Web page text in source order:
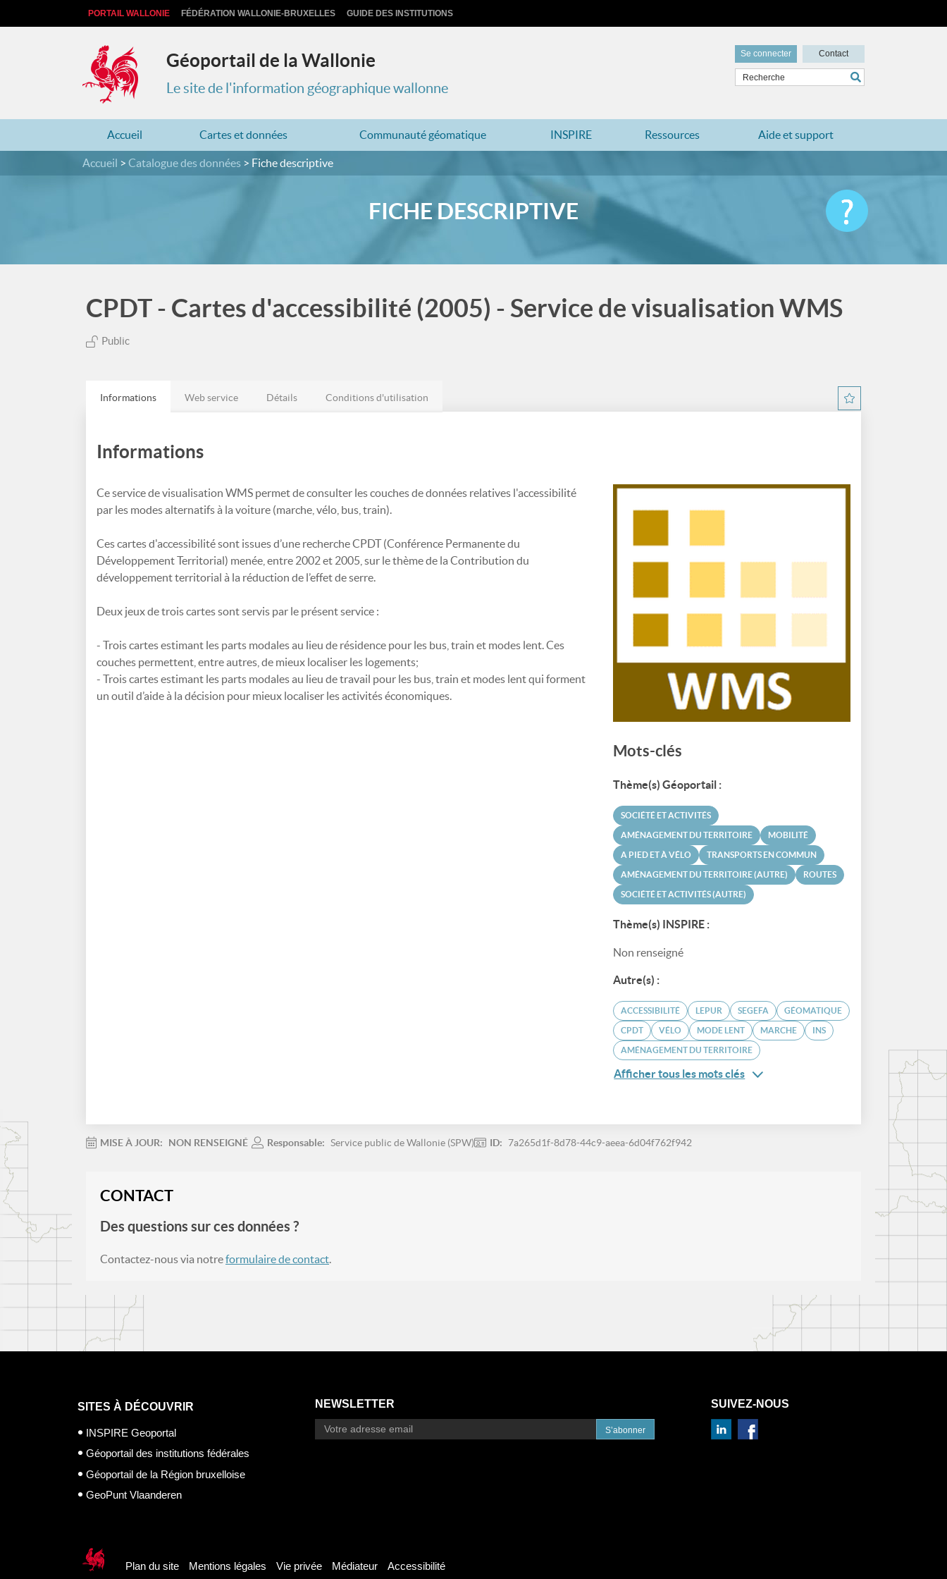
PORTAIL WALLONIE FÉDÉRATION WALLONIE-BRUXELLES GUIDE DES INSTITUTIONS
Géoportail de la Wallonie
Le site de l'information géographique wallonne
Se connecter Contact
Accueil Cartes et données Communauté géomatique INSPIRE Ressources Aide et support
Accueil Catalogue des données Fiche descriptive
FICHE DESCRIPTIVE
CPDT - Cartes d'accessibilité (2005) - Service de visualisation WMS
Public
Informations Web service Détails Conditions d'utilisation
Informations
Ce service de visualisation WMS permet de consulter les couches de données relatives l'accessibilité
par les modes alternatifs à la voiture (marche, vélo, bus, train).
Ces cartes d'accessibilité sont issues d’une recherche CPDT (Conférence Permanente du
Développement Territorial) menée, entre 2002 et 2005, sur le thème de la Contribution du
développement territorial à la réduction de l’effet de serre.
Deux jeux de trois cartes sont servis par le présent service :
- Trois cartes estimant les parts modales au lieu de résidence pour les bus, train et modes lent. Ces
couches permettent, entre autres, de mieux localiser les logements;
- Trois cartes estimant les parts modales au lieu de travail pour les bus, train et modes lent qui forment
un outil d’aide à la décision pour mieux localiser les activités économiques.
Mots-clés
Thème(s) Géoportail :
SOCIÉTÉ ET ACTIVITÉS
AMÉNAGEMENT DU TERRITOIRE MOBILITÉ
A PIED ET À VÉLO TRANSPORTS EN COMMUN
AMÉNAGEMENT DU TERRITOIRE (AUTRE) ROUTES
SOCIÉTÉ ET ACTIVITÉS (AUTRE)
Thème(s) INSPIRE :
Non renseigné
Autre(s) :
ACCESSIBILITÉ LEPUR SEGEFA GÉOMATIQUE
CPDT VÉLO MODE LENT MARCHE INS
AMÉNAGEMENT DU TERRITOIRE
Afficher tous les mots clés
MISE À JOUR: NON RENSEIGNÉ Responsable: Service public de Wallonie (SPW) ID: 7a265d1f-8d78-44c9-aeea-6d04f762f942
CONTACT
Des questions sur ces données ?
Contactez-nous via notreformulaire de contact.
SITES À DÉCOUVRIR
INSPIRE Geoportal
Géoportail des institutions fédérales
Géoportail de la Région bruxelloise
GeoPunt Vlaanderen
NEWSLETTER
S’abonner
SUIVEZ-NOUS
Plan du site Mentions légales Vie privée Médiateur Accessibilité